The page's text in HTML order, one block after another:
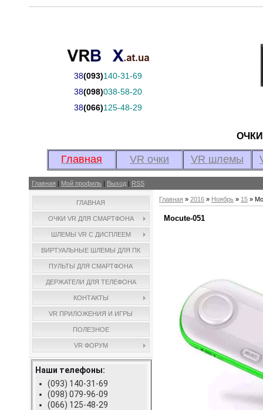
38(093)140-31-69
38(098)038-58-20
38(066)125-48-29
Главная VR очки VR шлемы
Главная | Мой профиль | Выход | RSS
ГЛАВНАЯ
ОЧКИ VR ДЛЯ СМАРТФОНА
ШЛЕМЫ VR С ДИСПЛЕЕМ
ВИРТУАЛЬНЫЕ ШЛЕМЫ ДЛЯ ПК
ПУЛЬТЫ ДЛЯ СМАРТФОНА
ДЕРЖАТЕЛИ ДЛЯ ТЕЛЕФОНА
КОНТАКТЫ
VR ПРИЛОЖЕНИЯ И ИГРЫ
ПОЛЕЗНОЕ
VR ФОРУМ
Наши телефоны:
(093) 140-31-69
(098) 079-96-09
(066) 125-48-29
Главная » 2016 » Ноябрь » 15 »
Mocute-051